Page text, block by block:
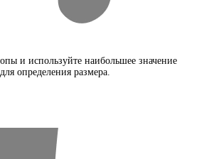
и используйте наибольшее значение
для определения размера.